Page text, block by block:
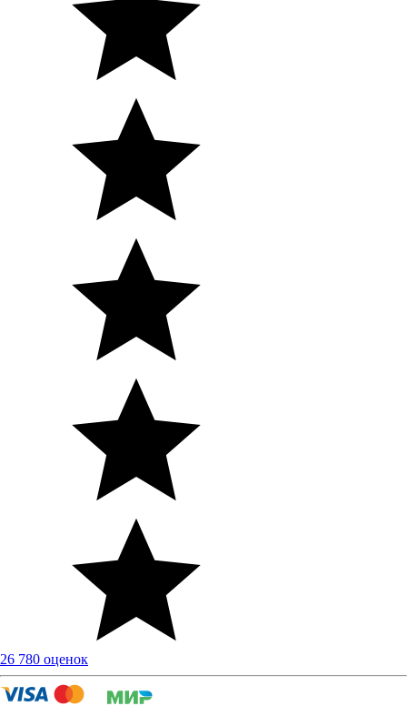
26 780 оценок